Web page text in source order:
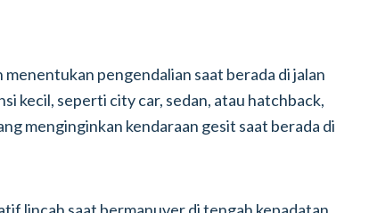
menentukan pengendalian saat berada di jalan
kecil, seperti city car, sedan, atau hatchback,
menginginkan kendaraan gesit saat berada di